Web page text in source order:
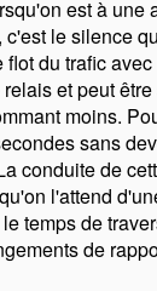
est à une
le silence
du trafic
et peut
moins.
sans
conduite de
l'attend
temps de
de